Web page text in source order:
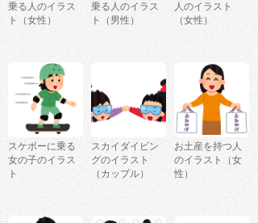
乗る人のイラス
ト（女性）
乗る人のイラス
ト（男性）
人のイラスト
（女性）
スケボーに乗る
女の子のイラス
ト
スカイダイビン
グのイラスト
（カップル）
お土産を持つ人
のイラスト（女
性）